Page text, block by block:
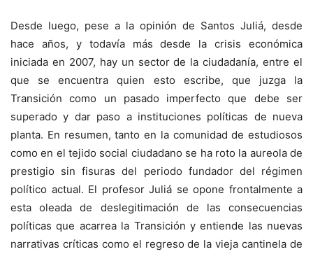
Desde luego, pese a la opinión de Santos Juliá, desde
hace años, y todavía más desde la crisis económica
iniciada en 2007, hay un sector de la ciudadanía, entre el
que se encuentra quien esto escribe, que juzga la
Transición como un pasado imperfecto que debe ser
superado y dar paso a instituciones políticas de nueva
planta. En resumen, tanto en la comunidad de estudiosos
como en el tejido social ciudadano se ha roto la aureola de
prestigio sin fisuras del periodo fundador del régimen
político actual. El profesor Juliá se opone frontalmente a
esta oleada de deslegitimación de las consecuencias
políticas que acarrea la Transición y entiende las nuevas
narrativas críticas como el regreso de la vieja cantinela de